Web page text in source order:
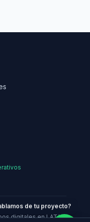
digitales en LATAM
de tu proyecto?